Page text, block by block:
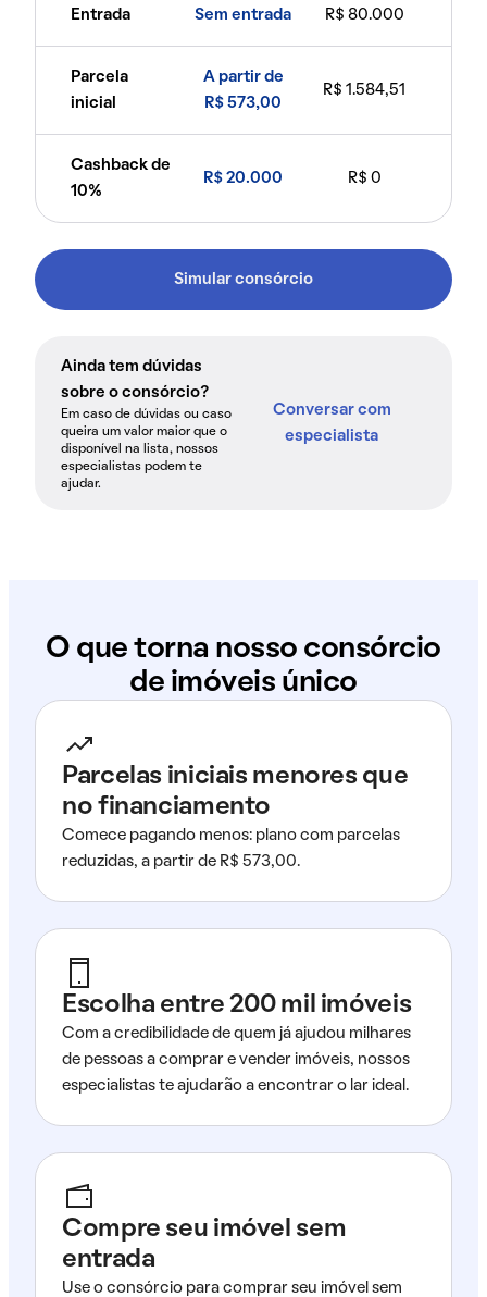
Entrada Sem entrada R$ 80.000
Parcela
inicial
A partir de
R$ 573,00
R$ 1.584,51
Cashback de
10%
R$ 20.000 R$ 0
Simular consórcio
Ainda tem dúvidas
sobre o consórcio?
Em caso de dúvidas ou caso
queira um valor maior que o
disponível na lista, nossos
especialistas podem te
ajudar.
Conversar com
especialista
O que torna nosso consórcio
de imóveis único
Parcelas iniciais menores que
no financiamento
Comece pagando menos: plano com parcelas
reduzidas, a partir de R$ 573,00.
Escolha entre 200 mil imóveis
Com a credibilidade de quem já ajudou milhares
de pessoas a comprar e vender imóveis, nossos
especialistas te ajudarão a encontrar o lar ideal.
Compre seu imóvel sem
entrada
Use o consórcio para comprar seu imóvel sem